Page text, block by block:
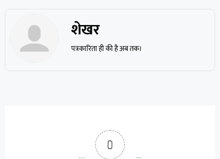
शेखर
पत्रकारिता ही की है अब तक।
0